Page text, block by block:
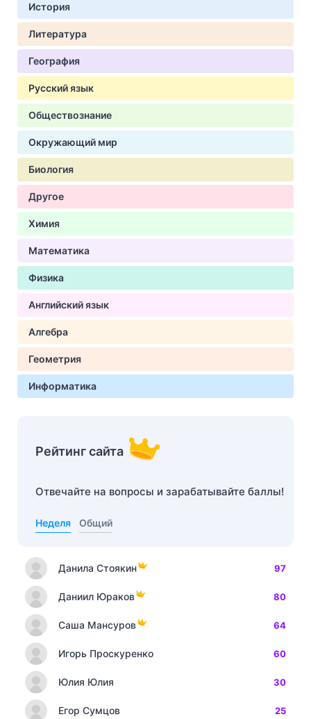
История
Литература
География
Русский язык
Обществознание
Окружающий мир
Биология
Другое
Химия
Математика
Физика
Английский язык
Алгебра
Геометрия
Информатика
Рейтинг сайта
Отвечайте на вопросы и зарабатывайте баллы!
Неделя Общий
Данила Стоякин 97
Даниил Юраков 80
Саша Мансуров 64
Игорь Проскуренко 60
Юлия Юлия 30
Егор Сумцов 25